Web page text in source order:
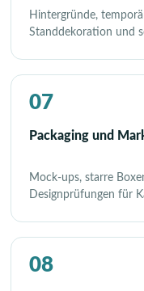
Hintergründe,
Standdekoration und
07
Packaging und
Mock-ups, starre
Designprüfungen für
08